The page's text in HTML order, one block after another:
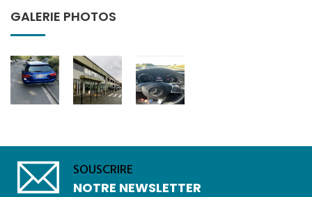
GALERIE PHOTOS
SOUSCRIRE
NOTRE NEWSLETTER